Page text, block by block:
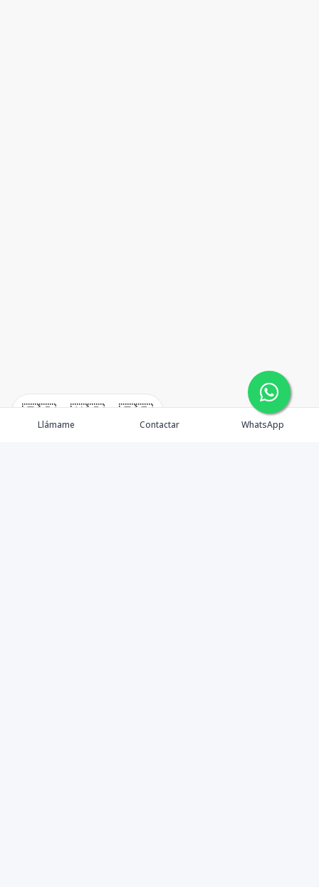
🇪🇸 🇺🇸 🇫🇷
Llámame Contactar WhatsApp